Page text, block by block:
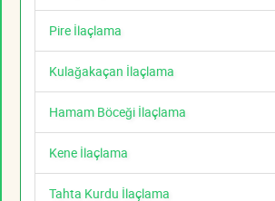
Pire İlaçlama
Kulağakaçan İlaçlama
Hamam Böceği İlaçlama
Kene İlaçlama
Tahta Kurdu İlaçlama